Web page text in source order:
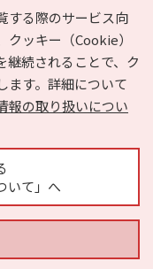
する際のサービス向
クッキー（Cookie）
継続されることで、ク
ます。詳細について
報の取り扱いについ
いて」へ
入り
ヘルプ
運営会社
問い合わせ
Reserved.